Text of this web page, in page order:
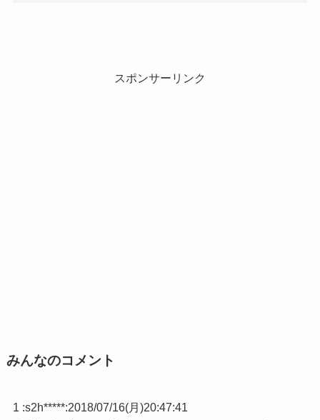
スポンサーリンク
みんなのコメント
1 :s2h*****:2018/07/16(月)20:47:41